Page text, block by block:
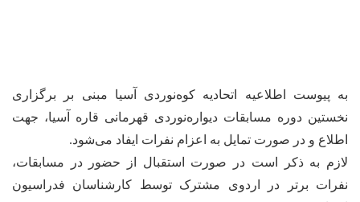
به پیوست اطلاعیه اتحادیه کوه‌نوردی آسیا مبنی بر برگزاری
نخستین دوره مسابقات دیواره‌نوردی قهرمانی قاره آسیا، جهت
اطلاع و در صورت تمایل به اعزام نفرات ایفاد می‌شود.
لازم به ذکر است در صورت استقبال از حضور در مسابقات،
نفرات برتر در اردوی مشترک توسط کارشناسان فدراسیون